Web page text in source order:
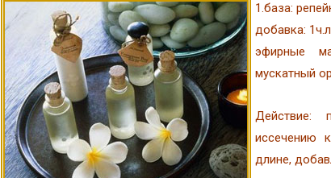
1.база:
добавка:
эфирные
мускатный
Действие:
иссечению
длине,